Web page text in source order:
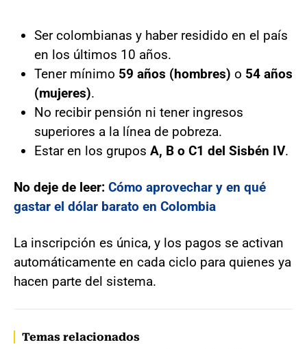
Ser colombianas y haber residido en el país
en los últimos 10 años.
Tener mínimo 59 años (hombres) o 54 años
(mujeres).
No recibir pensión ni tener ingresos
superiores a la línea de pobreza.
Estar en los grupos A, B o C1 del Sisbén IV.
No deje de leer: Cómo aprovechar y en qué
gastar el dólar barato en Colombia
La inscripción es única, y los pagos se activan
automáticamente en cada ciclo para quienes ya
hacen parte del sistema.
Temas relacionados